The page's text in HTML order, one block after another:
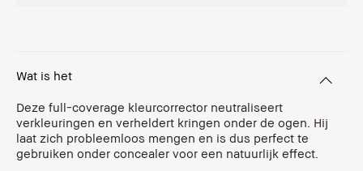
Wat is het
Deze full-coverage kleurcorrector neutraliseert
verkleuringen en verheldert kringen onder de ogen. Hij
laat zich probleemloos mengen en is dus perfect te
gebruiken onder concealer voor een natuurlijk effect.